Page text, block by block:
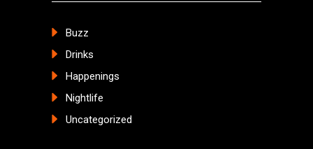
Buzz
Drinks
Happenings
Nightlife
Uncategorized